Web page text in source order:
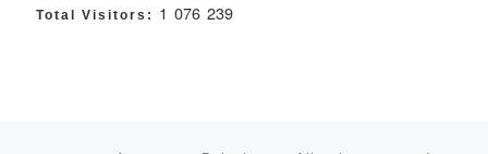
Total Visitors: 1 076 239